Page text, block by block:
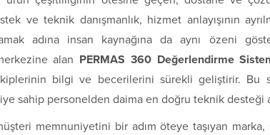
ve teknik danışmanlık, hizmet anlayışının
adına insan kaynağına da aynı özeni
alan PERMAS 360 Değerlendirme
bilgi ve becerilerini sürekli geliştirir. Bu
sahip personelden daima en doğru teknik desteği
memnuniyetini bir adım öteye taşıyan marka,